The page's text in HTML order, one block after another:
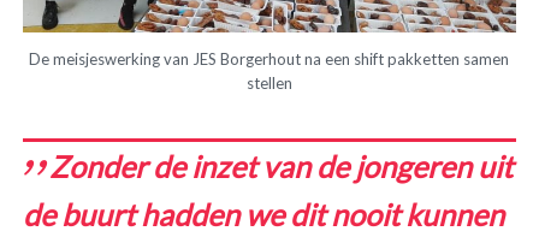
De meisjeswerking van JES Borgerhout na een shift pakketten samen
stellen
Zonder de inzet van de jongeren uit
de buurt hadden we dit nooit kunnen